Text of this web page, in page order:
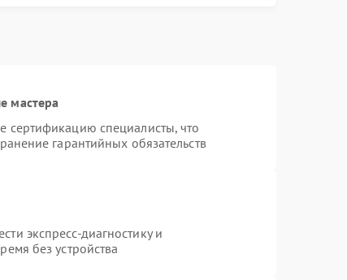
мастера
сертификацию специалисты, что
гарантийных обязательств
экспресс-диагностику и
без устройства